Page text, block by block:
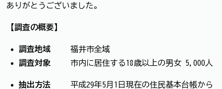
ありがとうございました。
【調査の概要】
調査地域 福井市全域
調査対象
市内に居住する18歳以上の男女 5,000人
抽出方法 平成29年5月1日現在の住民基本台帳から